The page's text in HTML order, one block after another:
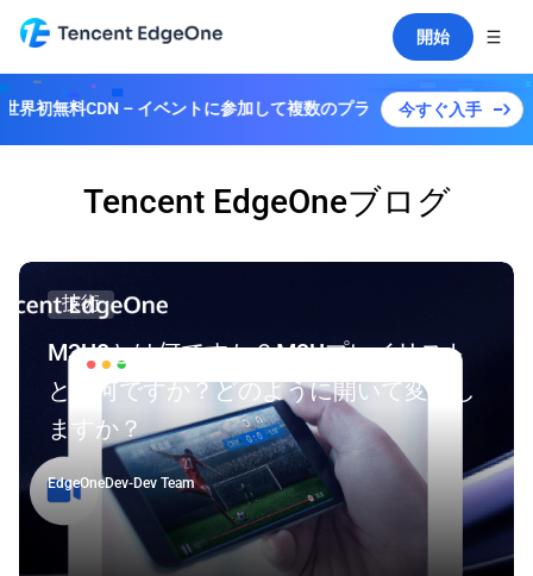
開始
無料CDN – イベントに参加して複数のプランを解除しよう！
今すぐ入手
Tencent EdgeOneブログ
技術
M3U8とは何ですか？M3Uプレイリスト
とは何ですか？どのように開いて変換し
ますか？
EdgeOneDev-Dev Team